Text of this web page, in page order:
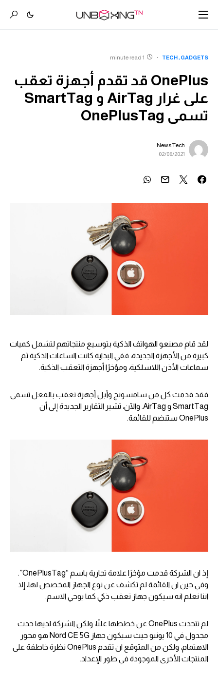
GADGETS
TECH
1 minute read
OnePlus قد تقدم أجهزة تعقب
على غرار AirTag و SmartTag
تسمى OnePlusTag
News Tech
02/06/2021
لقد قام مصنعو الهواتف الذكية بتوسيع منتجاتهم لتشمل كميات
كبيرة من الأجهزة الجديدة، ففي البداية كانت الساعات الذكية ثم
سماعات الأذن اللاسلكية، ومؤخرًا أجهزة التعقب الذكية.
فقد قدمت كل من سامسونج وأبل أجهزة تعقب بالفعل تسمى
SmartTag و AirTag. والآن، تشير التقارير الجديدة إلى أن
OnePlus ستنضم للقائمة.
إذ ان الشركة قدمت مؤخرًا علامة تجارية باسم “OnePlusTag”.
وفي حين ان القائمة لم تكشف عن نوع الجهاز المخصص لها، إلا
اننا نعلم انه سيكون جهاز تعقب ذكي كما يوحي الاسم.
لم تتحدث OnePlus عن خططها علنًا، ولكن الشركة لديها حدث
مجدول في 10 يونيو حيث سيكون جهاز Nord CE 5G هو محور
الاهتمام، ولكن من المتوقع ان تقدم OnePlus نظرة خاطفة على
المنتجات الأخرى الموجودة في طور الإعداد.